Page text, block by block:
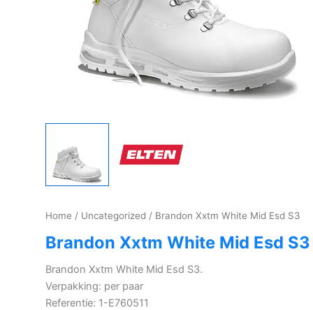
Home / Uncategorized / Brandon Xxtm White Mid Esd S3
Brandon Xxtm White Mid Esd S3
Brandon Xxtm White Mid Esd S3.
Verpakking: per paar
Referentie: 1-E760511